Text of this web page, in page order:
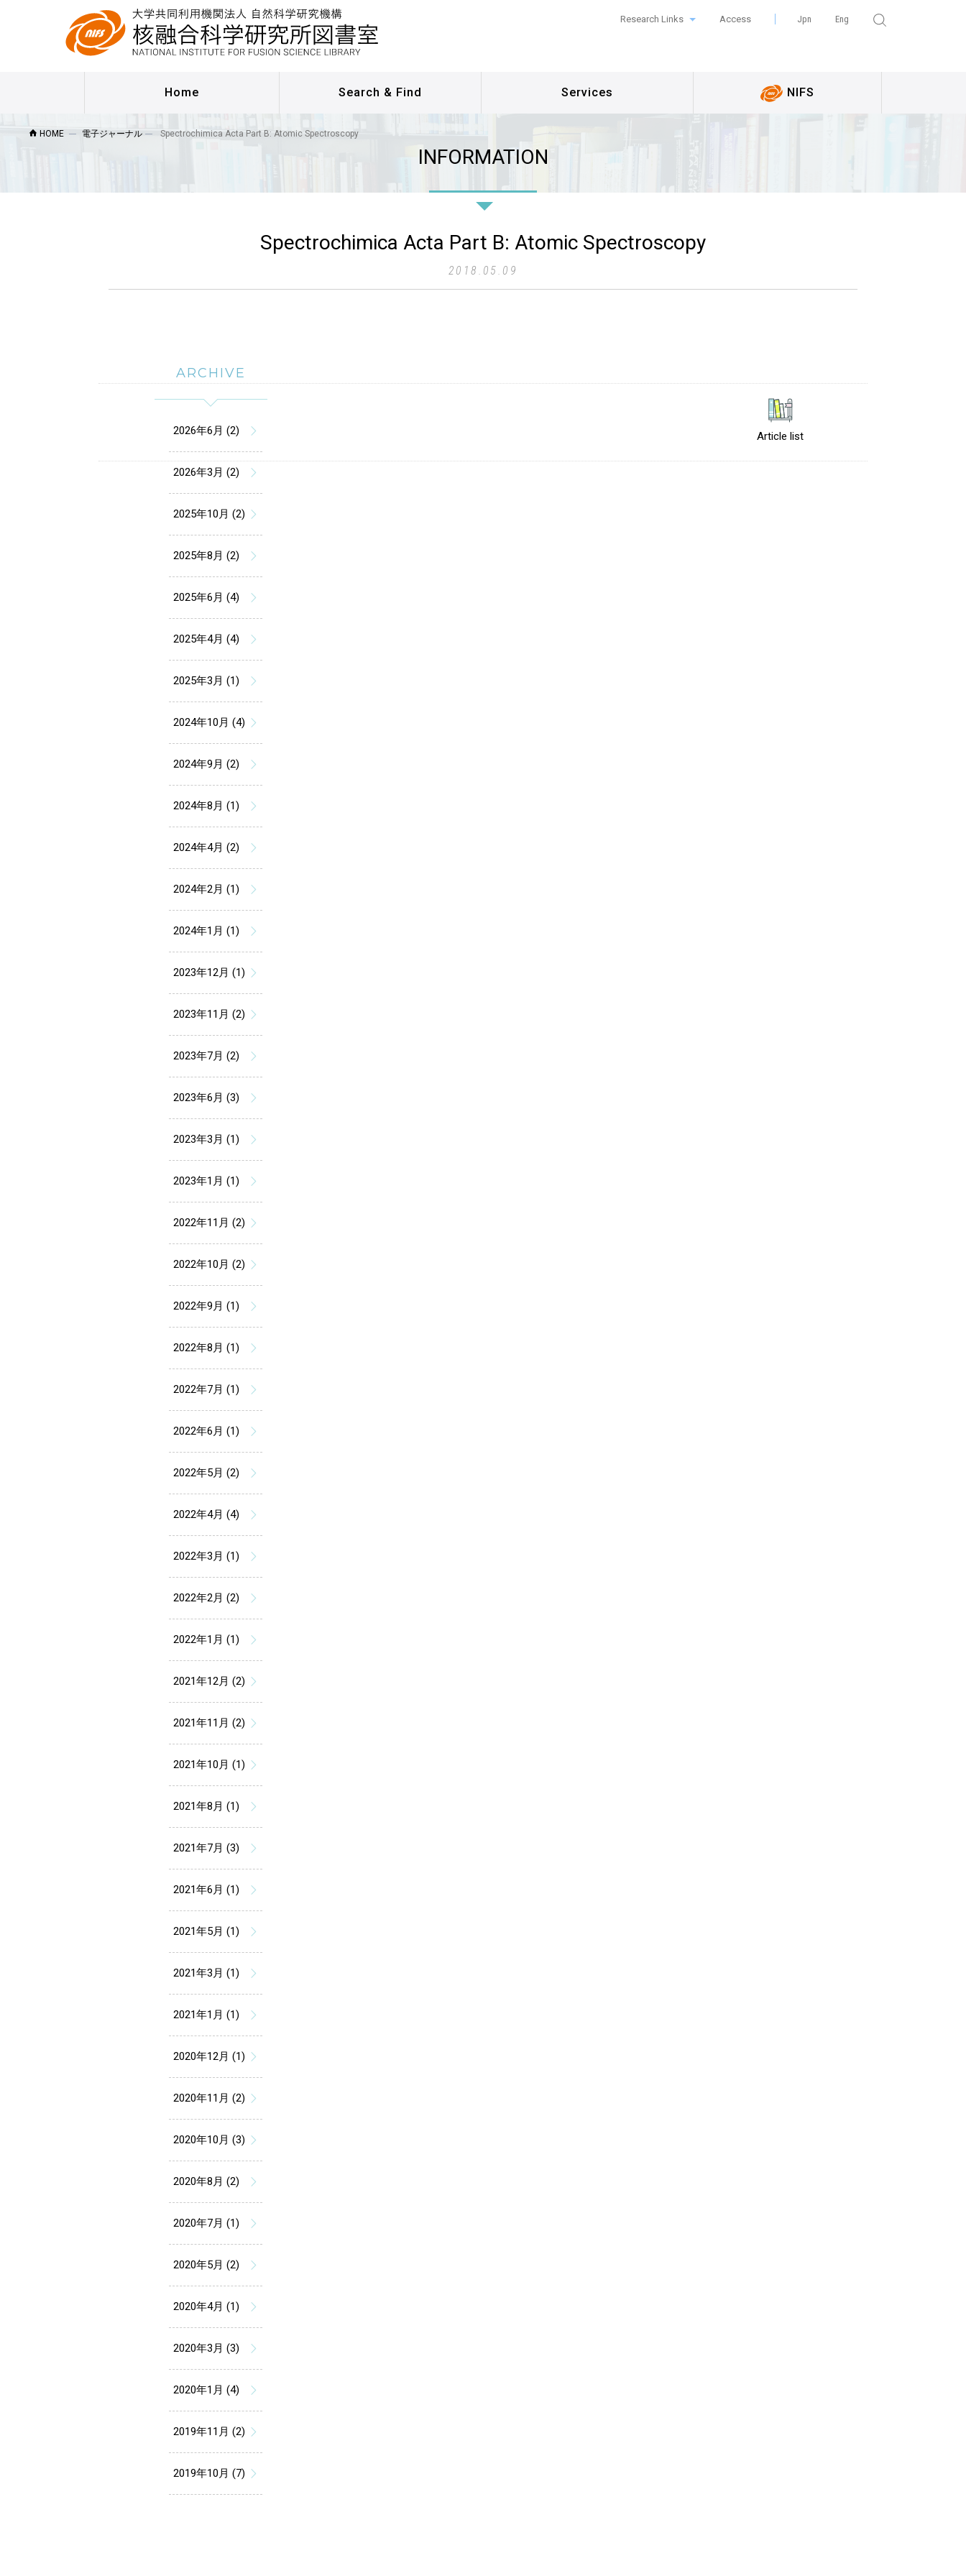
Research Links Access Jpn Eng
Home Search & Find Services NIFS
HOME 電子ジャーナル Spectrochimica Acta Part B: Atomic Spectroscopy
INFORMATION
Spectrochimica Acta Part B: Atomic Spectroscopy
2018.05.09
ARCHIVE
2026年6月 (2)
2026年3月 (2)
2025年10月 (2)
2025年8月 (2)
2025年6月 (4)
2025年4月 (4)
2025年3月 (1)
2024年10月 (4)
2024年9月 (2)
2024年8月 (1)
2024年4月 (2)
2024年2月 (1)
2024年1月 (1)
2023年12月 (1)
2023年11月 (2)
2023年7月 (2)
2023年6月 (3)
2023年3月 (1)
2023年1月 (1)
2022年11月 (2)
2022年10月 (2)
2022年9月 (1)
2022年8月 (1)
2022年7月 (1)
2022年6月 (1)
2022年5月 (2)
2022年4月 (4)
2022年3月 (1)
2022年2月 (2)
2022年1月 (1)
2021年12月 (2)
2021年11月 (2)
2021年10月 (1)
2021年8月 (1)
2021年7月 (3)
2021年6月 (1)
2021年5月 (1)
2021年3月 (1)
2021年1月 (1)
2020年12月 (1)
2020年11月 (2)
2020年10月 (3)
2020年8月 (2)
2020年7月 (1)
2020年5月 (2)
2020年4月 (1)
2020年3月 (3)
2020年1月 (4)
2019年11月 (2)
2019年10月 (7)
Article list